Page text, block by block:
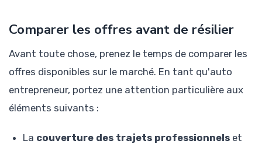
Comparer les offres avant de résilier
Avant toute chose, prenez le temps de comparer les
offres disponibles sur le marché. En tant qu'auto
entrepreneur, portez une attention particulière aux
éléments suivants :
La couverture des trajets professionnels et